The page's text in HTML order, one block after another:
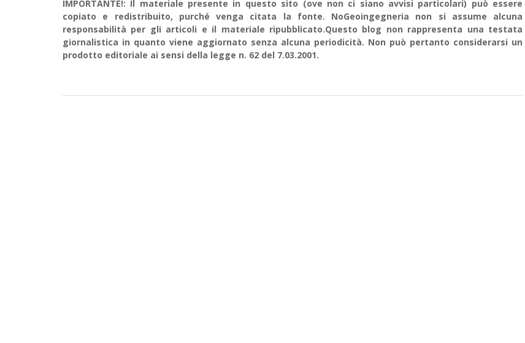
IMPORTANTE!: Il materiale presente in questo sito (ove non ci siano avvisi particolari) può essere
copiato e redistribuito, purché venga citata la fonte. NoGeoingegneria non si assume alcuna
responsabilità per gli articoli e il materiale ripubblicato.Questo blog non rappresenta una testata
giornalistica in quanto viene aggiornato senza alcuna periodicità. Non può pertanto considerarsi un
prodotto editoriale ai sensi della legge n. 62 del 7.03.2001.